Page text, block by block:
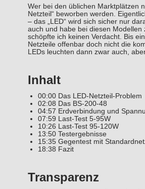
Wer bei den üblichen Marktplätzen
Netzteil“ beworben werden.
– das „LED“ wird sich sicher nur
auch und habe bei diesen
schöpfte ich keinen Verdacht. Bis ein
Netzteile offenbar doch nicht die
LEDs leuchten dann zwar auch,
Inhalt
00:00 Das LED-Netzteil-Problem
02:08 Das BS-200-48
04:57 Erdverbindung und
07:59 Last-Test 5-95W
10:26 Last-Test 95-120W
13:50 Testergebnisse
15:35 Gegentest mit
18:38 Fazit
Transparenz